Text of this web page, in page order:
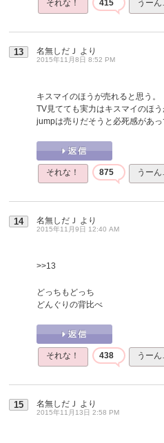
それな！ 415 うー
13 名無しだＪ より
2015年11月8日 8:52 PM
キスマイのほうが売れると思う。
TV見てても実力はキスマイのほう
jumpは売りだそうと必死感があ
それな！ 875 うー
14 名無しだＪ より
2015年11月9日 12:40 AM
>>13
どっちもどっち
どんぐりの背比べ
それな！ 438 うー
15 名無しだＪ より
2015年11月13日 2:58 PM